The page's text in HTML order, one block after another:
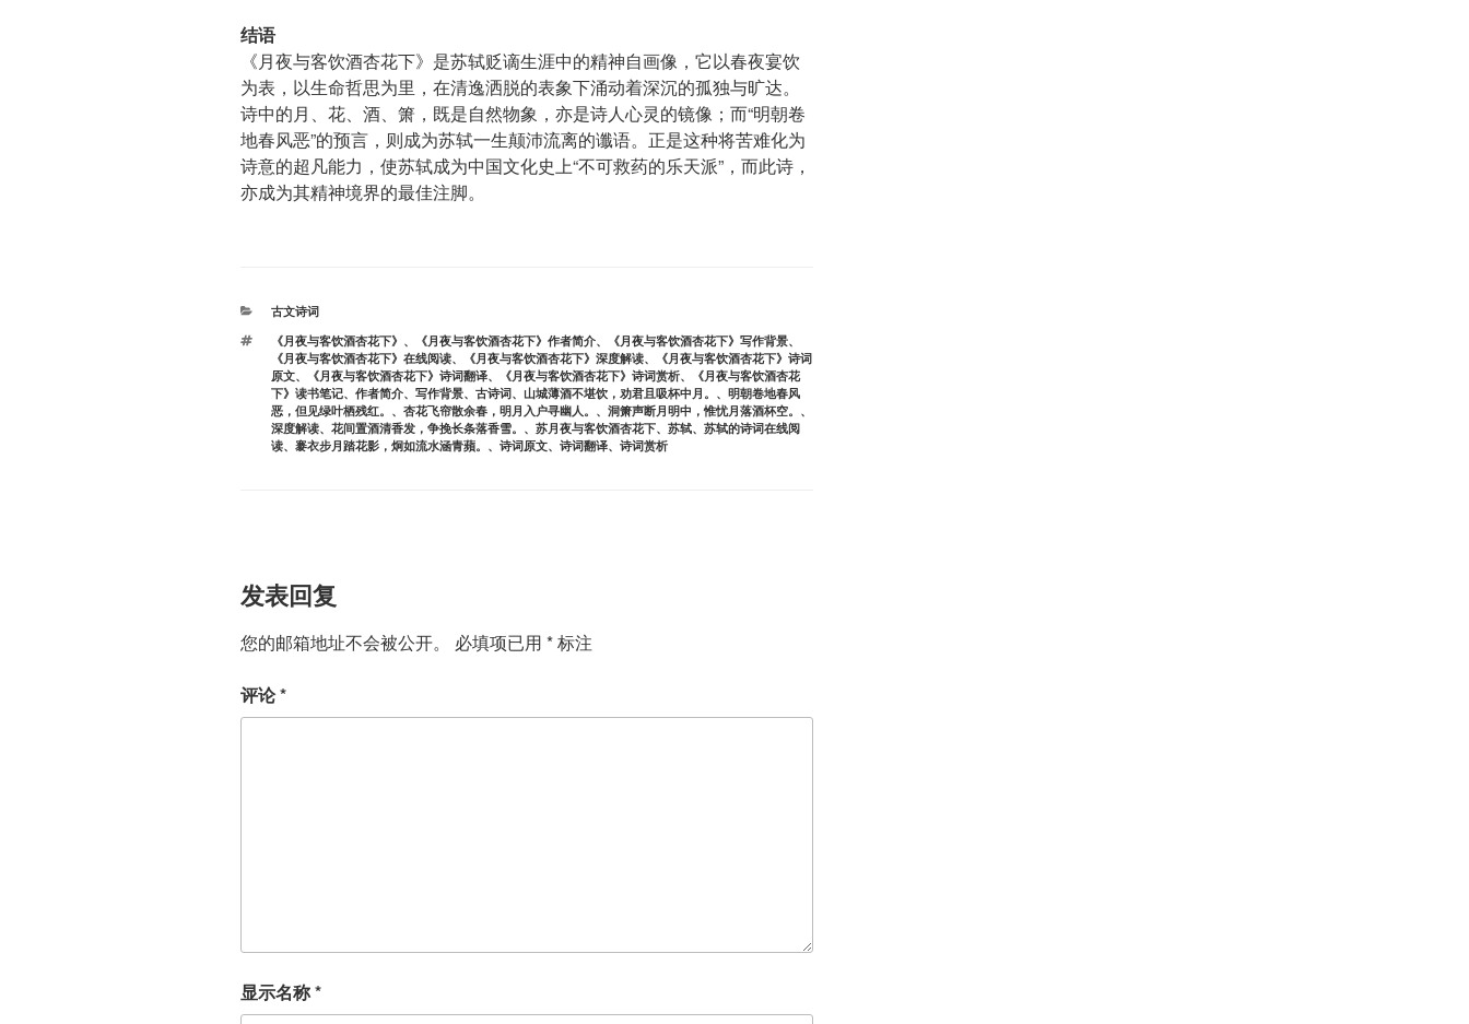
结语
《月夜与客饮酒杏花下》是苏轼贬谪生涯中的精神自画像，它以春夜宴饮
为表，以生命哲思为里，在清逸洒脱的表象下涌动着深沉的孤独与旷达。
诗中的月、花、酒、箫，既是自然物象，亦是诗人心灵的镜像；而“明朝卷
地春风恶”的预言，则成为苏轼一生颠沛流离的谶语。正是这种将苦难化为
诗意的超凡能力，使苏轼成为中国文化史上“不可救药的乐天派”，而此诗，
亦成为其精神境界的最佳注脚。
分
古文诗词
标
签
《月夜与客饮酒杏花下》 、 《月夜与客饮酒杏花下》作者简介、 《月夜与客饮酒杏花下》写作背景、
《月夜与客饮酒杏花下》在线阅读、 《月夜与客饮酒杏花下》深度解读、
《月夜与客饮酒杏花下》诗词
原文、 《月夜与客饮酒杏花下》诗词翻译、 《月夜与客饮酒杏花下》诗词赏析、
《月夜与客饮酒杏花
下》读书笔记、 作者简介、 写作背景、 古诗词、 山城薄酒不堪饮，劝君且吸杯中月。 、 明朝卷地春风
恶，但见绿叶栖残红。 、 杏花飞帘散余春，明月入户寻幽人。 、 洞箫声断月明中，惟忧月落酒杯空。 、
深度解读、 花间置酒清香发，争挽长条落香雪。 、 苏月夜与客饮酒杏花下、 苏轼、 苏轼的诗词在线阅
读、 褰衣步月踏花影，炯如流水涵青蘋。 、 诗词原文、 诗词翻译、 诗词赏析
发表回复
您的邮箱地址不会被公开。 必填项已用 *标注
评论*
显示名称*